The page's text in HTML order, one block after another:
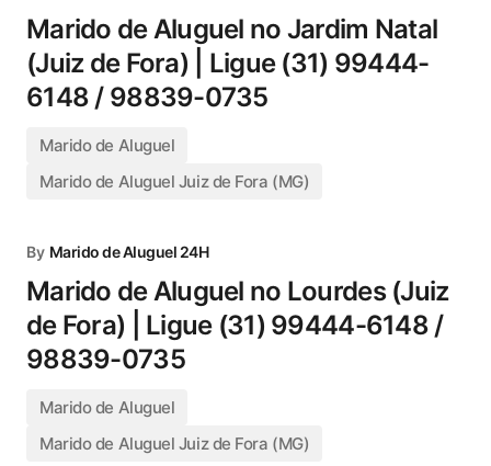
Marido de Aluguel no Jardim Natal
(Juiz de Fora) | Ligue (31) 99444-
6148 / 98839-0735
Marido de Aluguel
Marido de Aluguel Juiz de Fora (MG)
By Marido de Aluguel 24H
Marido de Aluguel no Lourdes (Juiz
de Fora) | Ligue (31) 99444-6148 /
98839-0735
Marido de Aluguel
Marido de Aluguel Juiz de Fora (MG)